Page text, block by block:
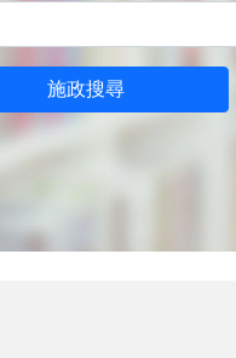
施政搜尋